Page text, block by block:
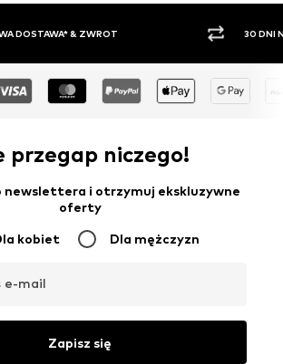
DOSTAWA* & ZWROT 30 DNI NA
przegap niczego!
newslettera i otrzymuj ekskluzywne
oferty
kobiet Dla mężczyzn
e-mail
Zapisz się